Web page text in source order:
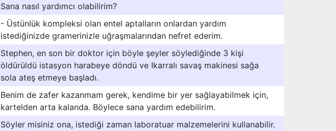
Sana nasıl yardımcı olabilirim?
- Üstünlük kompleksi olan entel aptalların onlardan yardım
istediğinizde gramerinizle uğraşmalarından nefret ederim.
Stephen, en son bir doktor için böyle şeyler söylediğinde 3 kişi
öldürüldü istasyon harabeye döndü ve Ikarralı savaş makinesi sağa
sola ateş etmeye başladı.
Benim de zafer kazanmam gerek, kendime bir yer sağlayabilmek için,
kartelden arta kalanda. Böylece sana yardım edebilirim.
Söyler misiniz ona, istediği zaman laboratuar malzemelerini kullanabilir.